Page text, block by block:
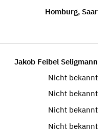
Homburg, Saar
Jakob Feibel Seligmann
Nicht bekannt
Nicht bekannt
Nicht bekannt
Nicht bekannt